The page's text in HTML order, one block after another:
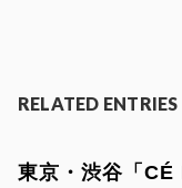
RELATED ENTRIES
東京・渋谷「